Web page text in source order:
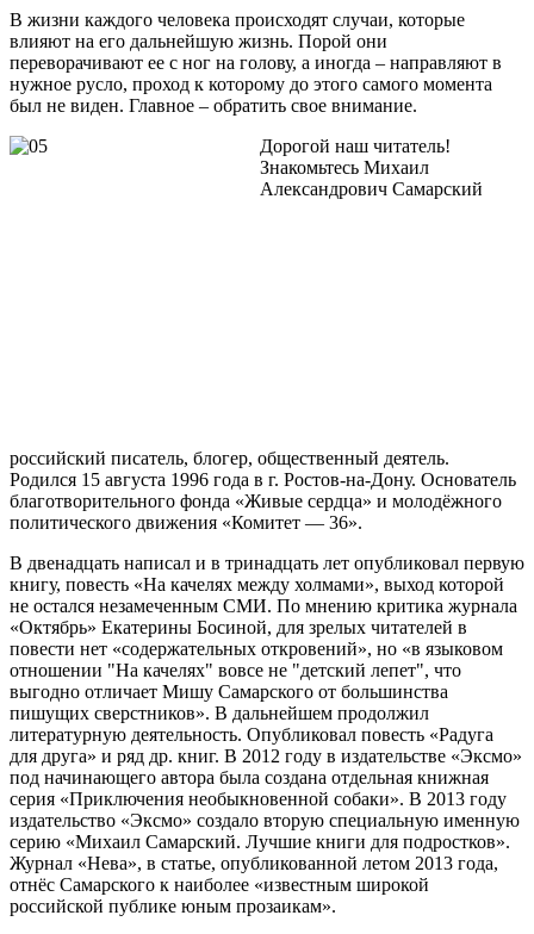
В жизни каждого человека происходят случаи, которые
влияют на его дальнейшую жизнь. Порой они
переворачивают ее с ног на голову, а иногда – направляют в
нужное русло, проход к которому до этого самого момента
был не виден. Главное – обратить свое внимание.
Дорогой наш читатель!
Знакомьтесь Михаил
Александрович Самарский
российский писатель, блогер, общественный деятель.
Родился 15 августа 1996 года в г. Ростов-на-Дону. Основатель
благотворительного фонда «Живые сердца» и молодёжного
политического движения «Комитет — 36».
В двенадцать написал и в тринадцать лет опубликовал первую
книгу, повесть «На качелях между холмами», выход которой
не остался незамеченным СМИ. По мнению критика журнала
«Октябрь» Екатерины Босиной, для зрелых читателей в
повести нет «содержательных откровений», но «в языковом
отношении "На качелях" вовсе не "детский лепет", что
выгодно отличает Мишу Самарского от большинства
пишущих сверстников». В дальнейшем продолжил
литературную деятельность. Опубликовал повесть «Радуга
для друга» и ряд др. книг. В 2012 году в издательстве «Эксмо»
под начинающего автора была создана отдельная книжная
серия «Приключения необыкновенной собаки». В 2013 году
издательство «Эксмо» создало вторую специальную именную
серию «Михаил Самарский. Лучшие книги для подростков».
Журнал «Нева», в статье, опубликованной летом 2013 года,
отнёс Самарского к наиболее «известным широкой
российской публике юным прозаикам».